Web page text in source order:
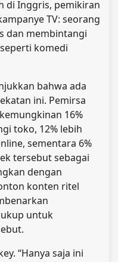
di Inggris, pemikiran
TV: seorang
dan membintangi
komedi
bahwa ada
ini. Pemirsa
16%
toko, 12% lebih
sementara 6%
tersebut sebagai
dengan
konten ritel
untuk
“Hanya saja ini